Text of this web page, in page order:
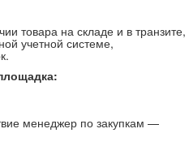
товара на складе и в транзите,
учетной системе,
менеджер по закупкам —